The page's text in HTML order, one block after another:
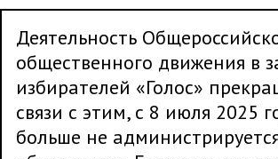
Деятельность
общественного движения в
избирателей «Голос»
связи с этим, с 8 июля 2025
больше не